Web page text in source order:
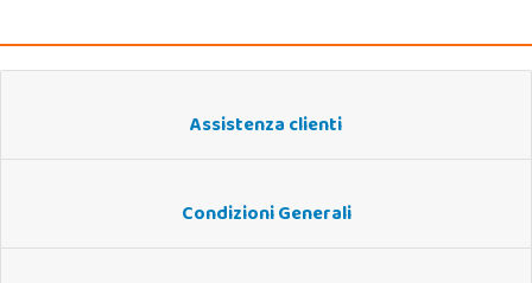
Assistenza clienti
Condizioni Generali